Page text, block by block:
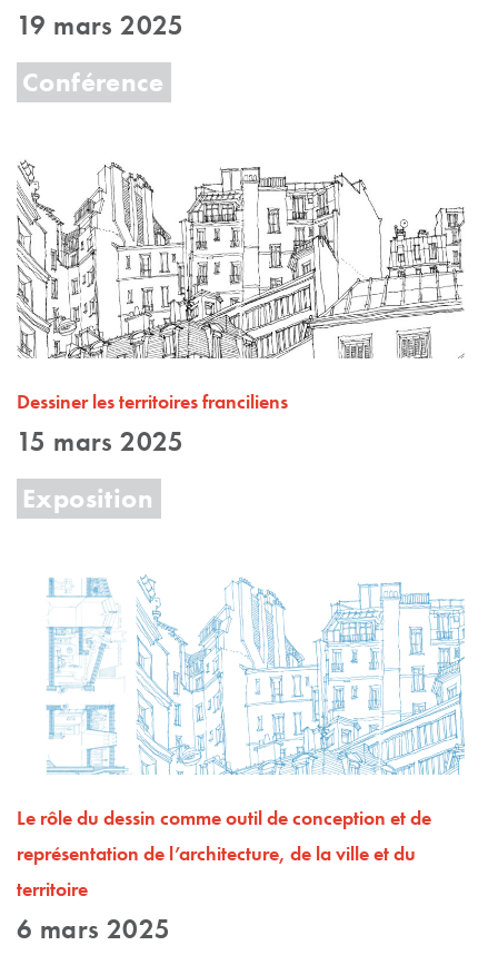
19 mars 2025
Conférence
Dessiner les territoires franciliens
15 mars 2025
Exposition
Le rôle du dessin comme outil de conception et de
représentation de l’architecture, de la ville et du
territoire
6 mars 2025